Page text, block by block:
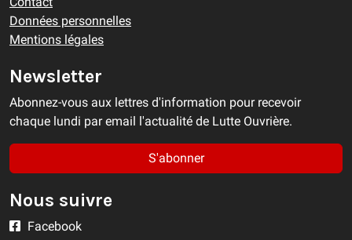
Données personnelles
Mentions légales
Newsletter
Abonnez-vous aux lettres d'information pour recevoir
chaque lundi par email l'actualité de Lutte Ouvrière.
S'abonner
Nous suivre
Facebook